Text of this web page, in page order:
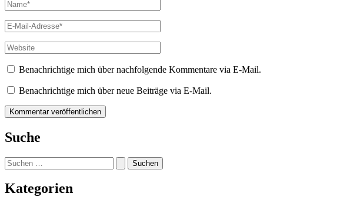
Name*
E-
Mail-
Adresse*
Website
Benachrichtige mich über nachfolgende Kommentare via E-Mail.
Benachrichtige mich über neue Beiträge via E-Mail.
Suche
Suchen
nach:
Kategorien